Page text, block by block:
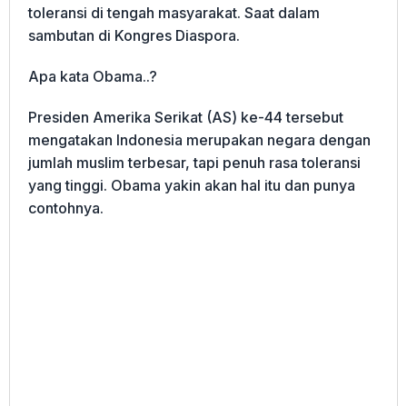
toleransi di tengah masyarakat. Saat dalam
sambutan di Kongres Diaspora.
Apa kata Obama..?
Presiden Amerika Serikat (AS) ke-44 tersebut
mengatakan Indonesia merupakan negara dengan
jumlah muslim terbesar, tapi penuh rasa toleransi
yang tinggi. Obama yakin akan hal itu dan punya
contohnya.